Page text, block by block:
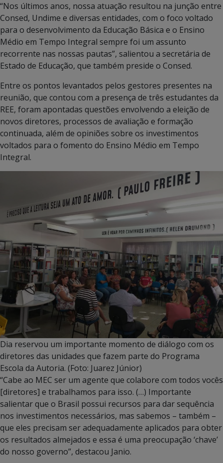
“Nos últimos anos, nossa atuação resultou na junção entre
Consed, Undime e diversas entidades, com o foco voltado
para o desenvolvimento da Educação Básica e o Ensino
Médio em Tempo Integral sempre foi um assunto
recorrente nas nossas pautas”, salientou a secretária de
Estado de Educação, que também preside o Consed.
Entre os pontos levantados pelos gestores presentes na
reunião, que contou com a presença de três estudantes da
REE, foram apontadas questões envolvendo a eleição de
novos diretores, processos de avaliação e formação
continuada, além de opiniões sobre os investimentos
voltados para o fomento do Ensino Médio em Tempo
Integral.
Dia reservou um importante momento de diálogo com os
diretores das unidades que fazem parte do Programa
Escola da Autoria. (Foto: Juarez Júnior)
“Cabe ao MEC ser um agente que colabore com todos vocês
[diretores] e trabalhamos para isso. (…) Importante
salientar que o Brasil possui recursos para dar sequência
nos investimentos necessários, mas sabemos – também –
que eles precisam ser adequadamente aplicados para obter
os resultados almejados e essa é uma preocupação ‘chave’
do nosso governo”, destacou Janio.